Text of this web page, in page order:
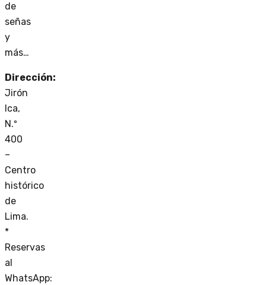
de
señas
y
más…
Dirección:
Jirón
Ica,
N.º
400
–
Centro
histórico
de
Lima.
*
Reservas
al
WhatsApp: